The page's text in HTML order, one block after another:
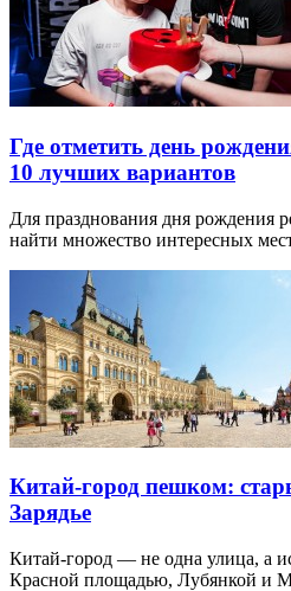
Где отметить день
10 лучших вариантов
Для празднования дня рождения
найти множество интересных
Китай-город пешком:
Зарядье
Китай-город — не одна улица, а
Красной площадью, Лубянкой и